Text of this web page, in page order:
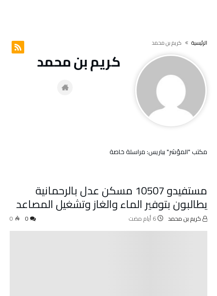
‫الرئيسية‬ كريم بن محمد
كريم بن محمد
مكتب "المؤشر" بباريس: مراسلة خاصة
مستفيدو 10507 مسكن عدل بالرحمانية
يطالبون بتوفير الماء والغاز وتشغيل المصاعد
كريم بن محمد 0